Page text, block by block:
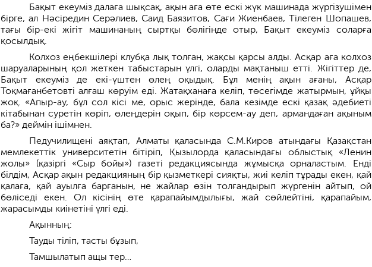
Бақыт екеуміз далаға шықсақ, ақын аға өте ескі жүк машинада жүргізушімен
бірге, ал Нәсіредин Серәлиев, Саид Баязитов, Сағи Жиенбаев, Тілеген Шопашев,
тағы бір-екі жігіт машинаның сыртқы бөлігінде отыр, Бақыт екеуміз соларға
қосылдық.
Колхоз еңбекшілері клубқа лық толған, жақсы қарсы алды. Асқар аға колхоз
шаруаларының қол жеткен табыстарын үлгі, оларды мақтаныш етті. Жігіттер де,
Бақыт екеуміз де екі-үштен өлең оқыдық. Бұл менің ақын ағаны, Асқар
Тоқмағанбетовті алғаш көруім еді. Жатақханаға келіп, төсегімде жатырмын, ұйқы
жоқ. «Апыр-ау, бұл сол кісі ме, орыс жерінде, бала кезімде ескі қазақ әдебиеті
кітабынан суретін көріп, өлеңдерін оқып, бір көрсем-ау деп, армандаған ақыным
ба?» деймін ішімнен.
Педучилищені аяқтап, Алматы қаласында С.М.Киров атындағы Қазақстан
мемлекеттік университетін бітіріп, Қызылорда қаласындағы облыстық «Ленин
жолы» (қазіргі «Сыр бойы») газеті редакциясында жұмысқа орналастым. Енді
білдім, Асқар ақын редакцияның бір қызметкері сияқты, жиі келіп тұрады екен, қай
қалаға, қай ауылға барғанын, не жайлар өзін толғандырып жүргенін айтып, ой
бөліседі екен. Ол кісінің өте қарапайымдылығы, жай сөйлейтіні, қарапайым,
жарасымды киінетіні үлгі еді.
Ақынның:
Тауды тіліп, тасты бұзып,
Тамшылатып ащы тер…